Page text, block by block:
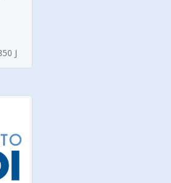
J